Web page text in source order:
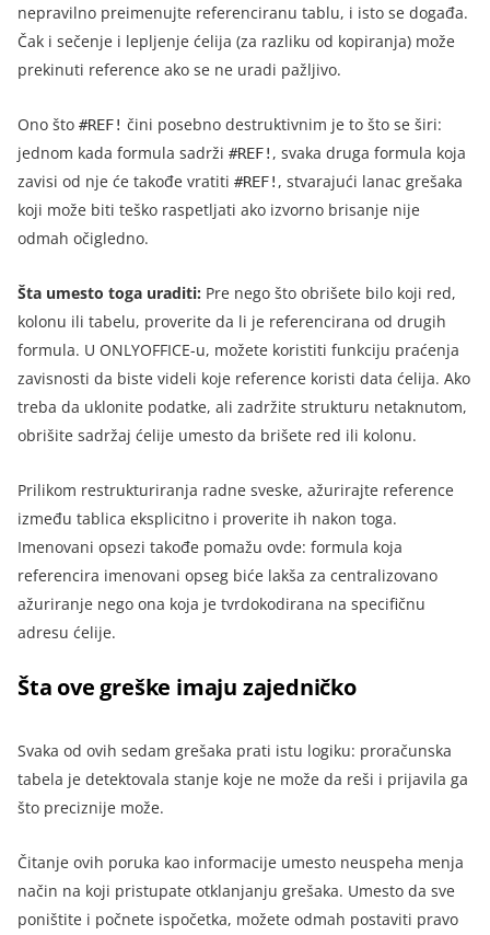
nepravilno preimenujte referenciranu tablu, i isto se događa.
Čak i sečenje i lepljenje ćelija (za razliku od kopiranja) može
prekinuti reference ako se ne uradi pažljivo.
Ono što #REF! čini posebno destruktivnim je to što se širi:
jednom kada formula sadrži #REF! , svaka druga formula koja
zavisi od nje će takođe vratiti #REF! , stvarajući lanac grešaka
koji može biti teško raspetljati ako izvorno brisanje nije
odmah očigledno.
Šta umesto toga uraditi: Pre nego što obrišete bilo koji red,
kolonu ili tabelu, proverite da li je referencirana od drugih
formula. U ONLYOFFICE-u, možete koristiti funkciju praćenja
zavisnosti da biste videli koje reference koristi data ćelija. Ako
treba da uklonite podatke, ali zadržite strukturu netaknutom,
obrišite sadržaj ćelije umesto da brišete red ili kolonu.
Prilikom restrukturiranja radne sveske, ažurirajte reference
između tablica eksplicitno i proverite ih nakon toga.
Imenovani opsezi takođe pomažu ovde: formula koja
referencira imenovani opseg biće lakša za centralizovano
ažuriranje nego ona koja je tvrdokodirana na specifičnu
adresu ćelije.
Šta ove greške imaju zajedničko
Svaka od ovih sedam grešaka prati istu logiku: proračunska
tabela je detektovala stanje koje ne može da reši i prijavila ga
što preciznije može.
Čitanje ovih poruka kao informacije umesto neuspeha menja
način na koji pristupate otklanjanju grešaka. Umesto da sve
poništite i počnete ispočetka, možete odmah postaviti pravo